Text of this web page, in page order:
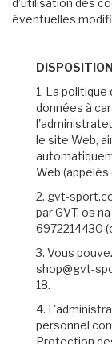
d’utilisation des
éventuelles
1. La
données à
le site Web,
Web
2. gvt-
par GVT, os
6972214430
3. Vous
shop@gvt-
18.
4.
personnel
Protection